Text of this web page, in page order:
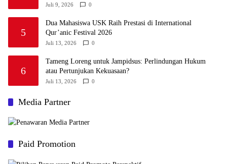
Juli 9, 2026 0
5
Dua Mahasiswa USK Raih Prestasi di International
Qur’anic Festival 2026
Juli 13, 2026 0
6
Tameng Loreng untuk Jampidsus: Perlindungan Hukum
atau Pertunjukan Kekuasaan?
Juli 13, 2026 0
Media Partner
Paid Promotion